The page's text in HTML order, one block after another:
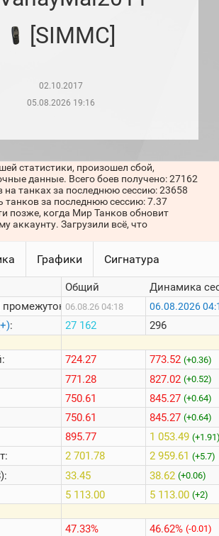
[SIMMC]
02.10.2017
05.08.2026 19:16
статистики, произошел сбой,
данные. Всего боев получено: 27162
на танках за последнюю сессию: 23658
танков за последнюю сессию: 7.37
позже, когда Мир Танков обновит
аккаунту. Загрузили всё, что
Графики Сигнатура
:
Общий
06.08.26 04:18
27 162
724.27
771.28
750.61
750.61
895.77
2 701.78
33.45
5 113.00
47.33%
Динамика
06.08.2026
296
773.52 (+0.36)
827.02 (+0.52)
845.27 (+0.64)
845.27 (+0.64)
1 053.49
2 959.61 (+5.7)
38.62 (+0.06)
5 113.00 (+2)
46.62% (-0.01)